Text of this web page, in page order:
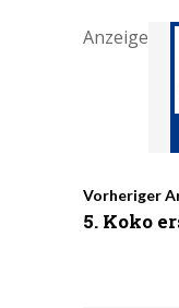
Anzeige
Vorheriger
5. Koko